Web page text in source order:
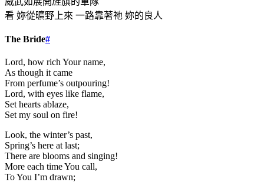
看 妳從曠野上來 一路靠著祂 妳的良人
The Bride#
Lord, how rich Your name,
As though it came
From perfume’s outpouring!
Lord, with eyes like flame,
Set hearts ablaze,
Set my soul on fire!
Look, the winter’s past,
Spring’s here at last;
There are blooms and singing!
More each time You call,
To You I’m drawn;